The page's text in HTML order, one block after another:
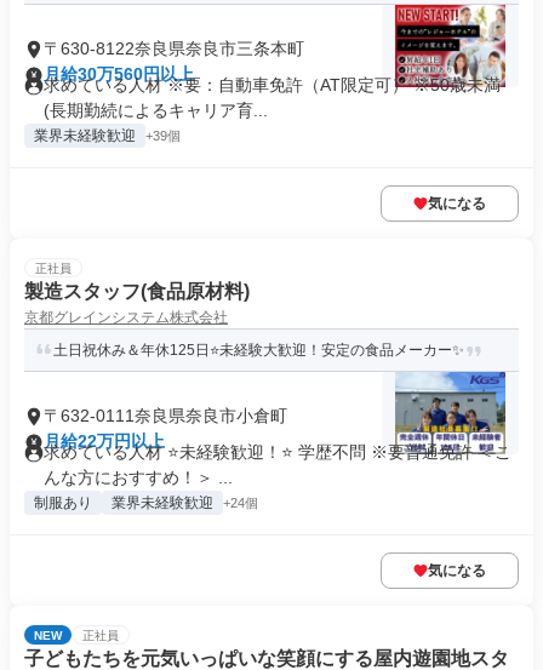
〒630-8122奈良県奈良市三条本町
月給30万560円以上
求めている人材 ※要：自動車免許（AT限定可） ※50歳未満
(長期勤続によるキャリア育...
業界未経験歓迎 +39個
気になる
正社員
製造スタッフ(食品原材料)
京都グレインシステム株式会社
土日祝休み＆年休125日⭐未経験大歓迎！安定の食品メーカー✨
〒632-0111奈良県奈良市小倉町
月給22万円以上
求めている人材 ⭐未経験歓迎！⭐ 学歴不問 ※要普通免許 ＜こ
んな方におすすめ！＞ ...
制服あり 業界未経験歓迎 +24個
気になる
NEW 正社員
子どもたちを元気いっぱいな笑顔にする屋内遊園地スタ